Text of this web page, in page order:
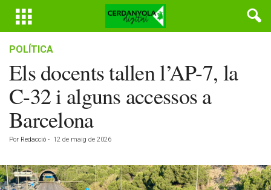
POLÍTICA
Els docents tallen l’AP-7, la
C-32 i alguns accessos a
Barcelona
Por Redacció - 12 de maig de 2026